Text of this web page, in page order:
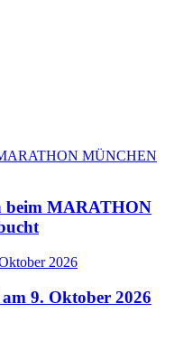
beim MARATHON
9. Oktober 2026